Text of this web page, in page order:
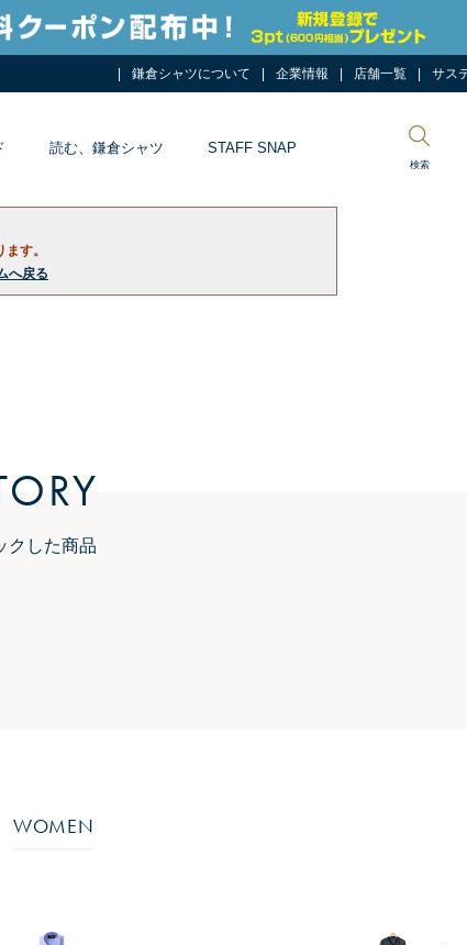
鎌倉シャツについて 企業情報 店舗一覧 サス
読む、鎌倉シャツ STAFF SNAP
検索
す。
へ戻る
クした商品
WOMEN